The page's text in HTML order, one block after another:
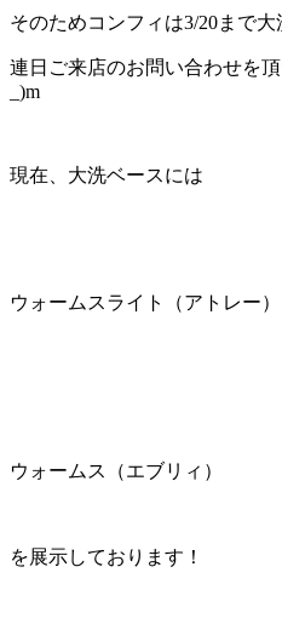
そのためコンフィは3/20まで
連日ご来店のお問い合わせを
_)m
現在、大洗ベースには
ウォームスライト（アトレー）
ウォームス（エブリィ）
を展示しております！